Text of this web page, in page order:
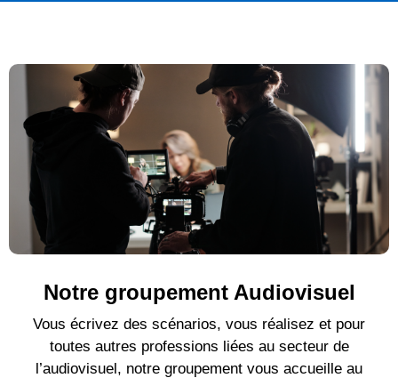
Notre groupement Audiovisuel
Vous écrivez des scénarios, vous réalisez et pour
toutes autres professions liées au secteur de
l’audiovisuel, notre groupement vous accueille au